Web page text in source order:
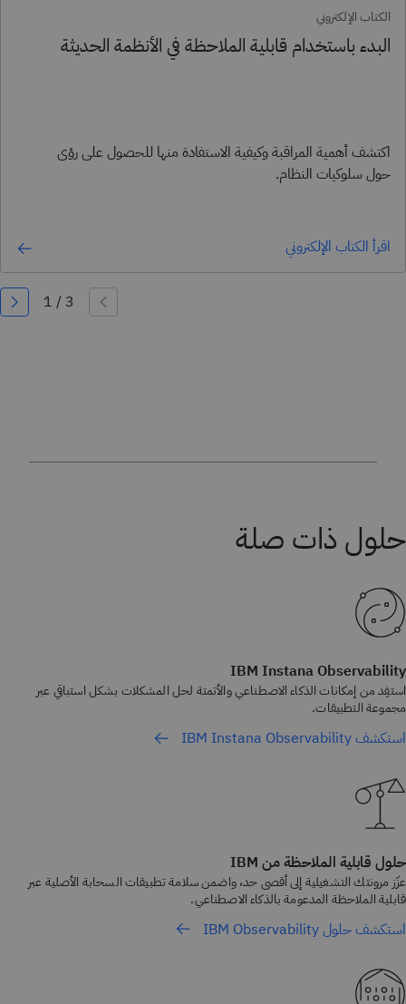
الكتاب الإلكتروني
البدء باستخدام قابلية الملاحظة في الأنظمة الحديثة
اكتشف أهمية المراقبة وكيفية الاستفادة منها للحصول على رؤى
حول سلوكيات النظام.
اقرأ الكتاب الإلكتروني
IBM Instana Observability
استفِد من إمكانات الذكاء الاصطناعي والأتمتة لحل المشكلات بشكل استباقي عبر
مجموعة التطبيقات.
استكشف IBM Instana Observability
حلول قابلية الملاحظة من IBM
عزّز مرونتك التشغيلية إلى أقصى حد، واضمن سلامة تطبيقات السحابة الأصلية عبر
قابلية الملاحظة المدعومة بالذكاء الاصطناعي.
استكشف حلول IBM Observability